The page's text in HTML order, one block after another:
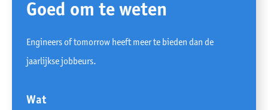
Goed om te weten
Engineers of tomorrow heeft meer te bieden dan de
jaarlijkse jobbeurs.
Wat